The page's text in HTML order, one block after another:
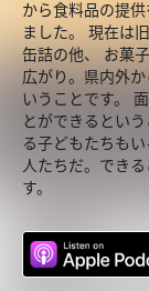
から食料品の提
ました。 現在は
缶詰の他、 お菓
広がり。県内外
いうことです。
とができるとい
る子どもたちも
人たちだ。でき
す。